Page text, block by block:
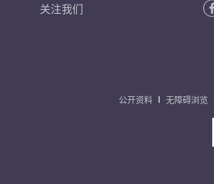
关注我们
公开资料 无障碍浏览